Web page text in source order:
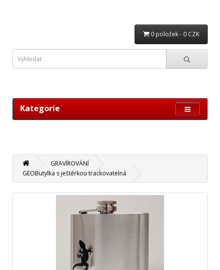
0 položek - 0 CZK
Kategorie
GRAVÍROVÁNÍ
GEOButylka s ještěrkou trackovatelná